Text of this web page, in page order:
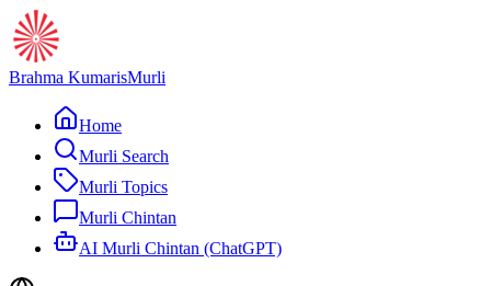
Brahma KumarisMurli
Home
Murli Search
Murli Topics
Murli Chintan
AI Murli Chintan (ChatGPT)